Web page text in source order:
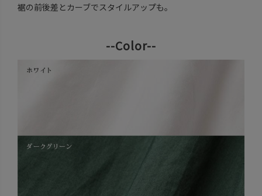
裾の前後差とカーブでスタイルアップも。
--Color--